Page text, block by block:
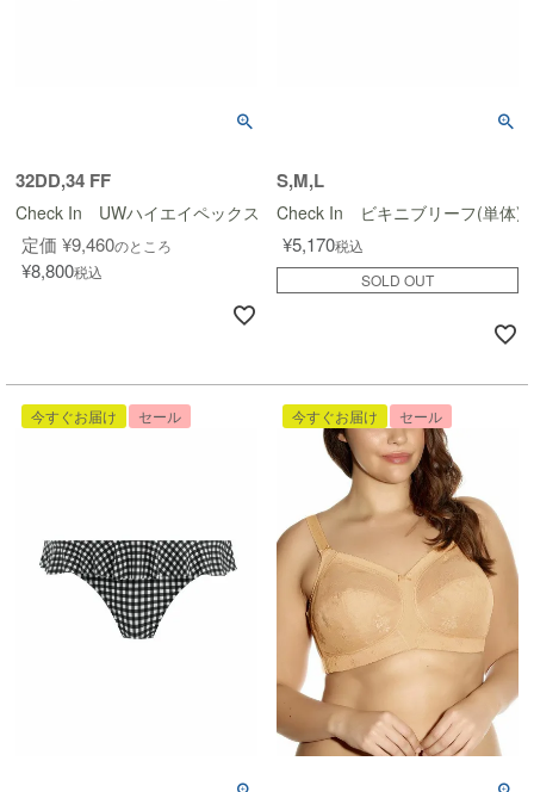
32DD,34 FF
Check In UWハイエイペックスビキニ(単体)
定価 ¥9,460のところ
¥8,800税込
S,M,L
Check In ビキニブリーフ(単体)
¥5,170税込
SOLD OUT
今すぐお届け セール 今すぐお届け セール